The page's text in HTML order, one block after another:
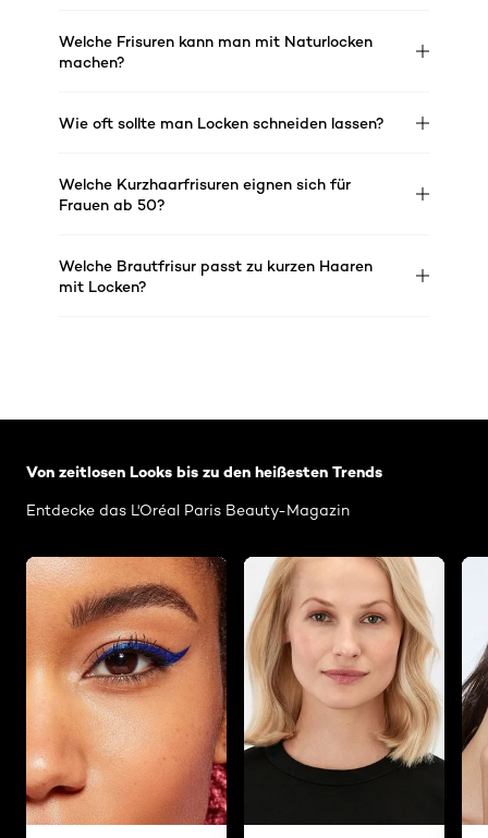
Welche Frisuren kann man mit Naturlocken
machen?
Wie oft sollte man Locken schneiden lassen?
Welche Kurzhaarfrisuren eignen sich für
Frauen ab 50?
Welche Brautfrisur passt zu kurzen Haaren
mit Locken?
Von zeitlosen Looks bis zu den heißesten Trends
Entdecke das L'Oréal Paris Beauty-Magazin